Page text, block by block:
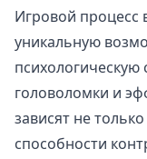
Игровой процесс
уникальную
головоломки и
зависят не
способности